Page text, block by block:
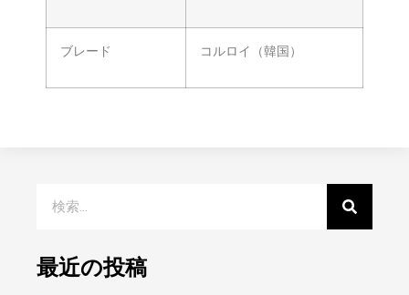
ブレード コルロイ（韓国）
最近の投稿